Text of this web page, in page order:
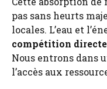
pas sans heurts
locales. L’eau et
compétition
Nous entrons dans
l’accès aux